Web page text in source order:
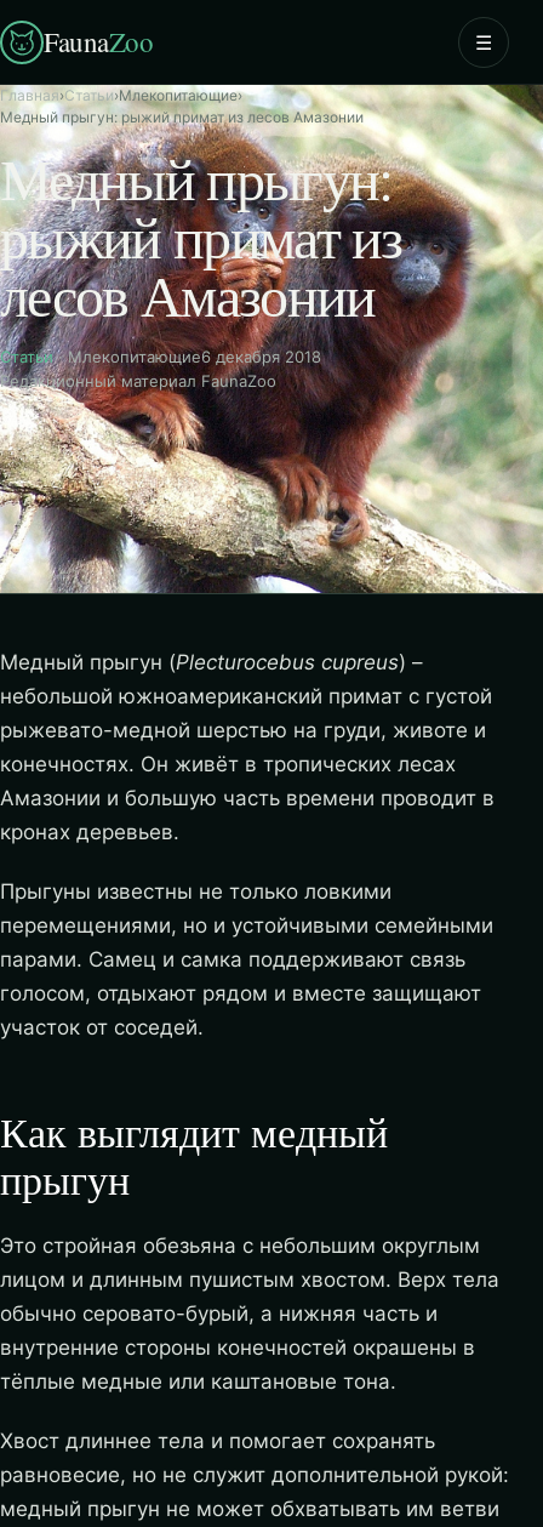
FaunaZoo ☰
Главная›Статьи›Млекопитающие›
Медный прыгун: рыжий примат из лесов Амазонии
Медный прыгун:
рыжий примат из
лесов Амазонии
Статьи· Млекопитающие6 декабря 2018
Редакционный материал FaunaZoo
Медный прыгун (Plecturocebus cupreus) –
небольшой южноамериканский примат с густой
рыжевато-медной шерстью на груди, животе и
конечностях. Он живёт в тропических лесах
Амазонии и большую часть времени проводит в
кронах деревьев.
Прыгуны известны не только ловкими
перемещениями, но и устойчивыми семейными
парами. Самец и самка поддерживают связь
голосом, отдыхают рядом и вместе защищают
участок от соседей.
Как выглядит медный
прыгун
Это стройная обезьяна с небольшим округлым
лицом и длинным пушистым хвостом. Верх тела
обычно серовато-бурый, а нижняя часть и
внутренние стороны конечностей окрашены в
тёплые медные или каштановые тона.
Хвост длиннее тела и помогает сохранять
равновесие, но не служит дополнительной рукой:
медный прыгун не может обхватывать им ветви